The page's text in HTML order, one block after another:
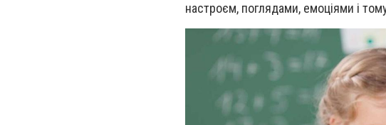
настроєм, поглядами, емоціями і